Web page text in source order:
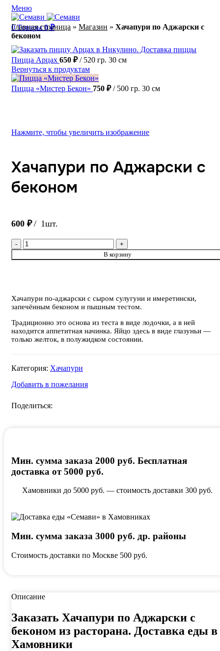
Меню
0Товары 0₽
Главная страница » Магазин » Хачапури по Аджарски с
беконом
Пицца Арцах 650 ₽
520 гр. 30 см
Вернуться к продуктам
Пицца «Мистер Бекон» 750 ₽ 500 гр. 30 см
Нажмите, чтобы увеличить изображение
Хачапури по Аджарски с
беконом
600 ₽ 1шт.
Количество
товара
Хачапури
беконом
В корзину
Хачапури по-аджарски с сыром сулугуни и имеретински,
запечённым беконом и пышным тестом.
Традиционно это основа из теста в виде лодочки, а в ней
находится аппетитная начинка. Яйцо здесь в виде глазуньи —
только желток, в полужидком состоянии.
Категория: Хачапури
Добавить в пожелания
Поделиться:
Мин. сумма заказа 2000 руб. Бесплатная
доставка от 5000 руб.
Хамовники до 5000 руб. — стоимость доставки 300 руб.
Мин. сумма заказа 3000 руб. др. районы
Стоимость доставки по Москве 500 руб.
Описание
Заказать Хачапури по Аджарски с
беконом из расторана. Доставка еды в
Хамовники